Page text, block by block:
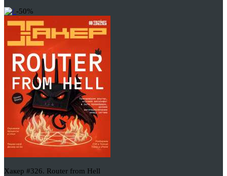
-50%
Хакер #326. Router from Hell